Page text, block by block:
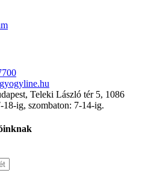
Teleki László tér 5, 1086
ig, szombaton: 7-14-ig.